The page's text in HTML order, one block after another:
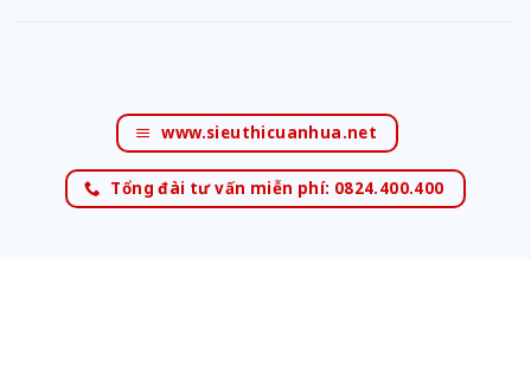
www.sieuthicuanhua.net
Tổng đài tư vấn miễn phí: 0824.400.400